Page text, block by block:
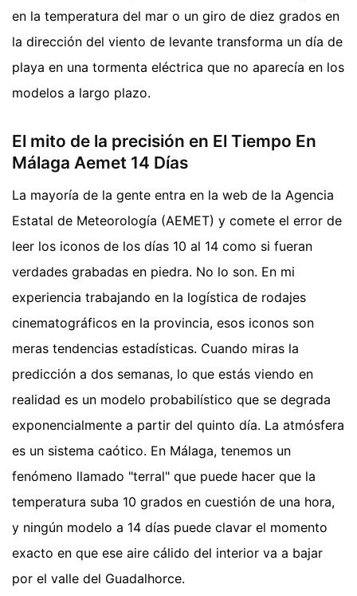
en la temperatura del mar o un giro de diez grados en
la dirección del viento de levante transforma un día de
playa en una tormenta eléctrica que no aparecía en los
modelos a largo plazo.
El mito de la precisión en El Tiempo En
Málaga Aemet 14 Días
La mayoría de la gente entra en la web de la Agencia
Estatal de Meteorología (AEMET) y comete el error de
leer los iconos de los días 10 al 14 como si fueran
verdades grabadas en piedra. No lo son. En mi
experiencia trabajando en la logística de rodajes
cinematográficos en la provincia, esos iconos son
meras tendencias estadísticas. Cuando miras la
predicción a dos semanas, lo que estás viendo en
realidad es un modelo probabilístico que se degrada
exponencialmente a partir del quinto día. La atmósfera
es un sistema caótico. En Málaga, tenemos un
fenómeno llamado "terral" que puede hacer que la
temperatura suba 10 grados en cuestión de una hora,
y ningún modelo a 14 días puede clavar el momento
exacto en que ese aire cálido del interior va a bajar
por el valle del Guadalhorce.